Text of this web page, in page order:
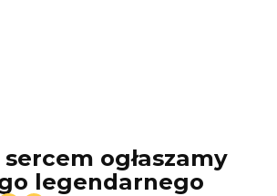
ogłaszamy
legendarnego